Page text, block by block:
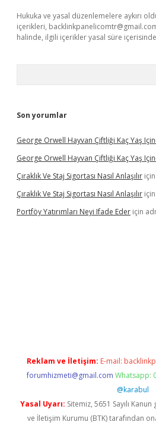
Hukuka ve yasal düzenlemelere aykırı
içerikleri,
halinde, ilgili içerikler yasal süre
Son yorumlar
George Orwell Hayvan Çiftliği Kaç Yaş
George Orwell Hayvan Çiftliği Kaç Yaş
Çıraklık Ve Staj Sigortası Nasıl Anlaşılır için
Çıraklık Ve Staj Sigortası Nasıl Anlaşılır için
Portföy Yatırımları Neyi Ifade Eder için
Reklam ve İletişim: E-mail:
forumhizmeti@gmail.com Whatsapp:
@karabul
Yasal Uyarı: Sitemiz, 5651 Sayılı
ve İletişim Kurumu (BTK) tarafından